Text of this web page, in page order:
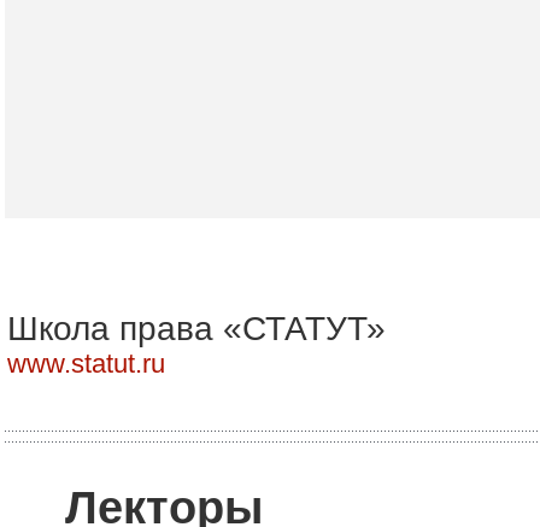
Школа права «СТАТУТ»
www.statut.ru
Лекторы